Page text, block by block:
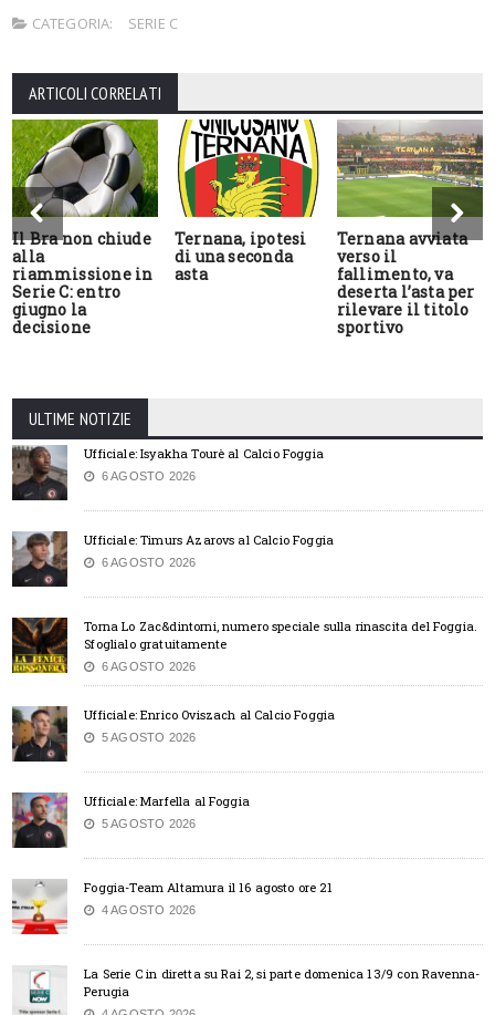
CATEGORIA: SERIE C
ARTICOLI CORRELATI
Il Bra non chiude
alla
riammissione in
Serie C: entro
giugno la
decisione
Ternana, ipotesi
di una seconda
asta
Ternana avviata
verso il
fallimento, va
deserta l’asta per
rilevare il titolo
sportivo
ULTIME NOTIZIE
Ufficiale: Isyakha Tourè al Calcio Foggia
6 AGOSTO 2026
Ufficiale: Timurs Azarovs al Calcio Foggia
6 AGOSTO 2026
Torna Lo Zac&dintorni, numero speciale sulla rinascita del Foggia.
Sfoglialo gratuitamente
6 AGOSTO 2026
Ufficiale: Enrico Oviszach al Calcio Foggia
5 AGOSTO 2026
Ufficiale: Marfella al Foggia
5 AGOSTO 2026
Foggia-Team Altamura il 16 agosto ore 21
4 AGOSTO 2026
La Serie C in diretta su Rai 2, si parte domenica 13/9 con Ravenna-
Perugia